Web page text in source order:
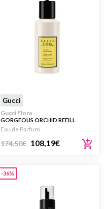
Gucci
Gucci Flora
GORGEOUS ORCHID REFILL
RICARICA 150ML
Eau de Parfum
174,50€ 108,19€
-36%